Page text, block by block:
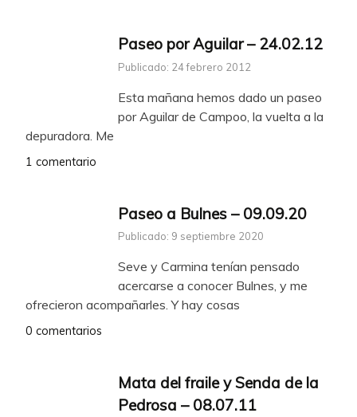
Paseo por Aguilar – 24.02.12
Publicado: 24 febrero 2012
Esta mañana hemos dado un paseo
por Aguilar de Campoo, la vuelta a la
depuradora. Me
1 comentario
Paseo a Bulnes – 09.09.20
Publicado: 9 septiembre 2020
Seve y Carmina tenían pensado
acercarse a conocer Bulnes, y me
ofrecieron acompañarles. Y hay cosas
0 comentarios
Mata del fraile y Senda de la
Pedrosa – 08.07.11